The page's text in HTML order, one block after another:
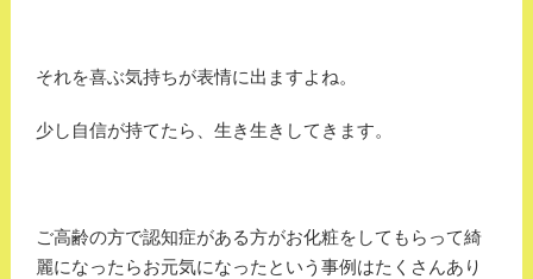
それを喜ぶ気持ちが表情に出ますよね。
少し自信が持てたら、生き生きしてきます。
ご高齢の方で認知症がある方がお化粧をしてもらって綺
麗になったらお元気になったという事例はたくさんあり